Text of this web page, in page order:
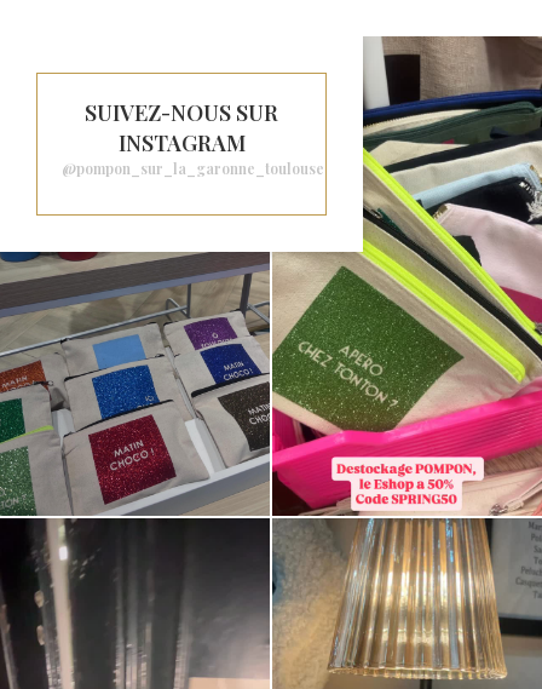
SUIVEZ-NOUS SUR
INSTAGRAM
@pompon_sur_la_garonne_toulouse